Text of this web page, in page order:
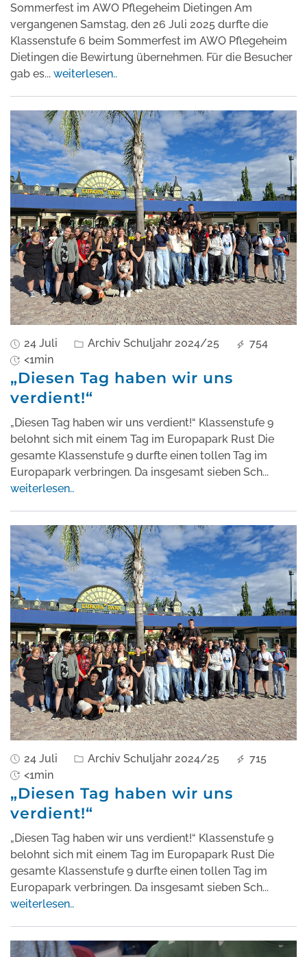
Sommerfest im AWO Pflegeheim Dietingen Am
vergangenen Samstag, den 26 Juli 2025 durfte die
Klassenstufe 6 beim Sommerfest im AWO Pflegeheim
Dietingen die Bewirtung übernehmen. Für die Besucher
gab es... weiterlesen..
24 Juli Archiv Schuljahr 2024/25
754
<1min
„Diesen Tag haben wir uns
verdient!“
„Diesen Tag haben wir uns verdient!“ Klassenstufe 9
belohnt sich mit einem Tag im Europapark Rust Die
gesamte Klassenstufe 9 durfte einen tollen Tag im
Europapark verbringen. Da insgesamt sieben Sch...
weiterlesen..
24 Juli Archiv Schuljahr 2024/25
715
<1min
„Diesen Tag haben wir uns
verdient!“
„Diesen Tag haben wir uns verdient!“ Klassenstufe 9
belohnt sich mit einem Tag im Europapark Rust Die
gesamte Klassenstufe 9 durfte einen tollen Tag im
Europapark verbringen. Da insgesamt sieben Sch...
weiterlesen..